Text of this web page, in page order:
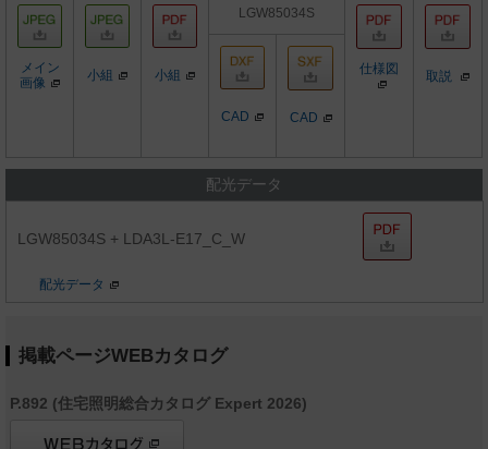
メイン
画像
小組 小組
LGW85034S
仕様図 取説
CAD CAD
配光データ
LGW85034S + LDA3L-E17_C_W
配光データ
掲載ページWEBカタログ
P.892 (住宅照明総合カタログ Expert 2026)